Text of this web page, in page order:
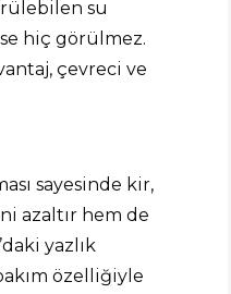
su
hiç görülmez.
çevreci ve
sayesinde kir,
azaltır hem de
yazlık
özelliğiyle